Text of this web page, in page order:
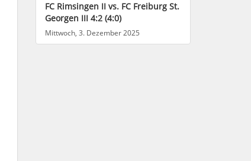
FC Rimsingen II vs. FC Freiburg St.
Georgen III 4:2 (4:0)
Mittwoch, 3. Dezember 2025